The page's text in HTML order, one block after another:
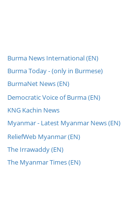
Burma News International (EN)
Burma Today - (only in Burmese)
BurmaNet News (EN)
Democratic Voice of Burma (EN)
KNG Kachin News
Myanmar - Latest Myanmar News (EN)
ReliefWeb Myanmar (EN)
The Irrawaddy (EN)
The Myanmar Times (EN)